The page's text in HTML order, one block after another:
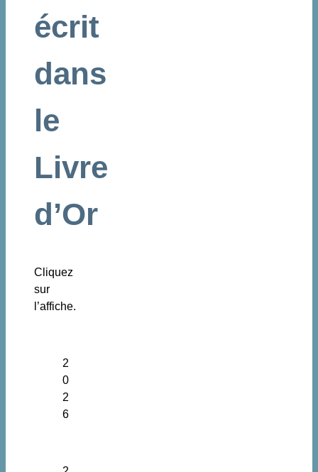
écrit
dans
le
Livre
d’Or
Cliquez
sur
l’affiche.
2
0
2
6